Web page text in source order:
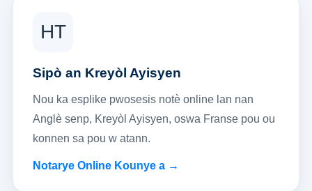
HT
Sipò an Kreyòl Ayisyen
Nou ka esplike pwosesis notè online lan nan
Anglè senp, Kreyòl Ayisyen, oswa Franse pou ou
konnen sa pou w atann.
Notarye Online Kounye a →